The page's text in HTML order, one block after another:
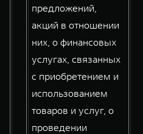
предложений,
акций в отношении
них, о финансовых
услугах, связанных
с приобретением и
использованием
товаров и услуг, о
проведении